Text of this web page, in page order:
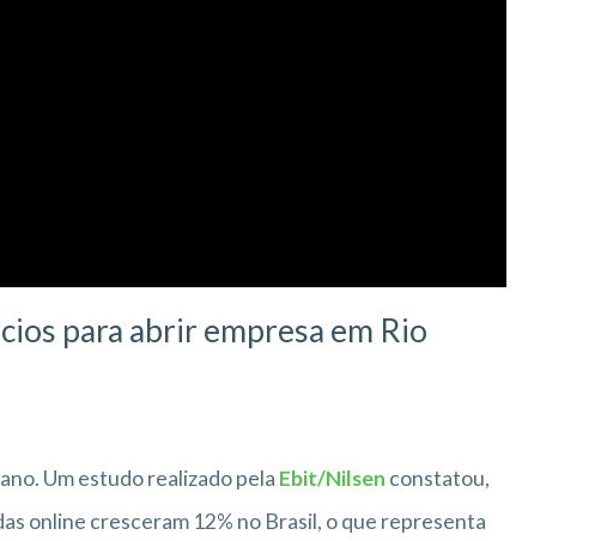
para abrir empresa em Rio
Um estudo realizado pela Ebit/Nilsen constatou,
online cresceram 12% no Brasil, o que representa